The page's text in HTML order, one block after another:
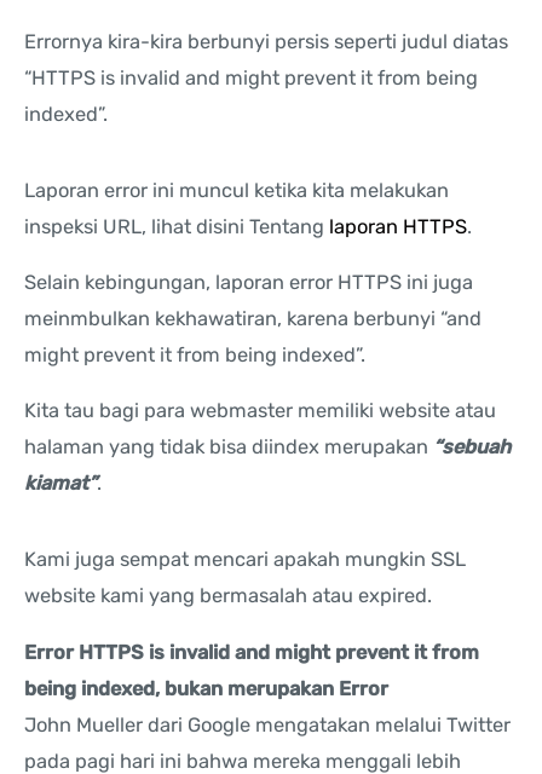
Errornya kira-kira berbunyi persis seperti judul diatas
“HTTPS is invalid and might prevent it from being
indexed”.
Laporan error ini muncul ketika kita melakukan
inspeksi URL, lihat disini Tentang laporan HTTPS.
Selain kebingungan, laporan error HTTPS ini juga
meinmbulkan kekhawatiran, karena berbunyi “and
might prevent it from being indexed”.
Kita tau bagi para webmaster memiliki website atau
halaman yang tidak bisa diindex merupakan “sebuah
kiamat”.
Kami juga sempat mencari apakah mungkin SSL
website kami yang bermasalah atau expired.
Error HTTPS is invalid and might prevent it from
being indexed, bukan merupakan Error
John Mueller dari Google mengatakan melalui Twitter
pada pagi hari ini bahwa mereka menggali lebih